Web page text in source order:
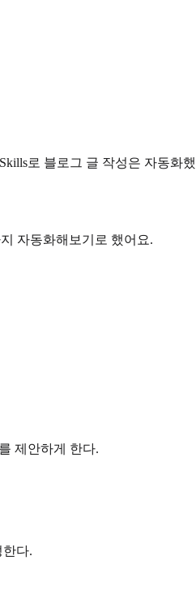
로 블로그 글 작성은 자동
자동화해보기로 했어요.
제안하게 한다.
한다.